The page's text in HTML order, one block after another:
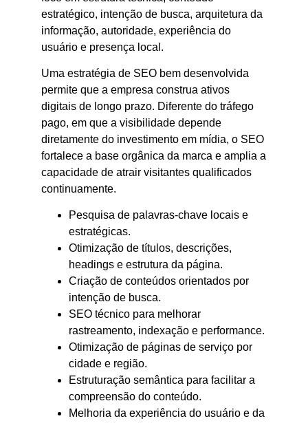
estratégico, intenção de busca, arquitetura da
informação, autoridade, experiência do
usuário e presença local.
Uma estratégia de SEO bem desenvolvida
permite que a empresa construa ativos
digitais de longo prazo. Diferente do tráfego
pago, em que a visibilidade depende
diretamente do investimento em mídia, o SEO
fortalece a base orgânica da marca e amplia a
capacidade de atrair visitantes qualificados
continuamente.
Pesquisa de palavras-chave locais e
estratégicas.
Otimização de títulos, descrições,
headings e estrutura da página.
Criação de conteúdos orientados por
intenção de busca.
SEO técnico para melhorar
rastreamento, indexação e performance.
Otimização de páginas de serviço por
cidade e região.
Estruturação semântica para facilitar a
compreensão do conteúdo.
Melhoria da experiência do usuário e da